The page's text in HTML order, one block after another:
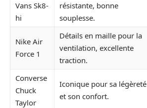
Vans Sk8-
hi
résistante, bonne
souplesse.
Nike Air
Force 1
Détails en maille pour la
ventilation, excellente
traction.
Converse
Chuck
Taylor
Iconique pour sa légèreté
et son confort.